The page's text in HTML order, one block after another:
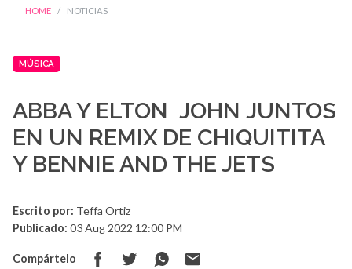
HOME NOTICIAS
MÚSICA
ABBA Y ELTON JOHN JUNTOS
EN UN REMIX DE CHIQUITITA
Y BENNIE AND THE JETS
Escrito por: Teffa Ortiz
Publicado: 03 Aug 2022 12:00 PM
Compártelo